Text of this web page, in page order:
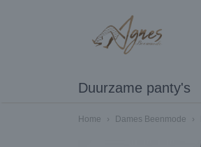
Duurzame panty's
Home › Dames Beenmode ›